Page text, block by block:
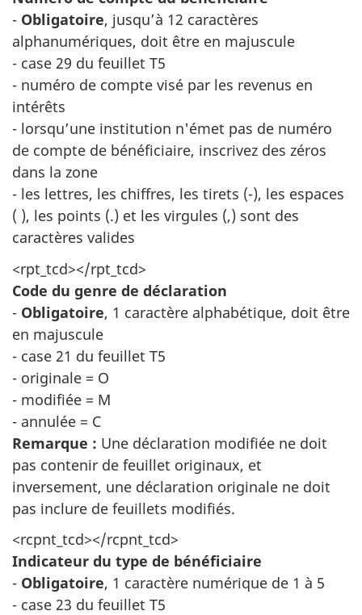
- Obligatoire, jusqu’à 12 caractères
alphanumériques, doit être en majuscule
- case 29 du feuillet T5
- numéro de compte visé par les revenus en
intérêts
- lorsqu’une institution n'émet pas de numéro
de compte de bénéficiaire, inscrivez des zéros
dans la zone
- les lettres, les chiffres, les tirets (-), les espaces
( ), les points (.) et les virgules (,) sont des
caractères valides
<rpt_tcd></rpt_tcd>
Code du genre de déclaration
- Obligatoire, 1 caractère alphabétique, doit être
en majuscule
- case 21 du feuillet T5
- originale = O
- modifiée = M
- annulée = C
Remarque : Une déclaration modifiée ne doit
pas contenir de feuillet originaux, et
inversement, une déclaration originale ne doit
pas inclure de feuillets modifiés.
<rcpnt_tcd></rcpnt_tcd>
Indicateur du type de bénéficiaire
- Obligatoire, 1 caractère numérique de 1 à 5
- case 23 du feuillet T5